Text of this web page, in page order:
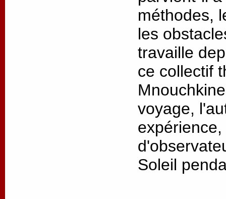
méthodes,
les
travaille
ce collectif
voyage,
Soleil